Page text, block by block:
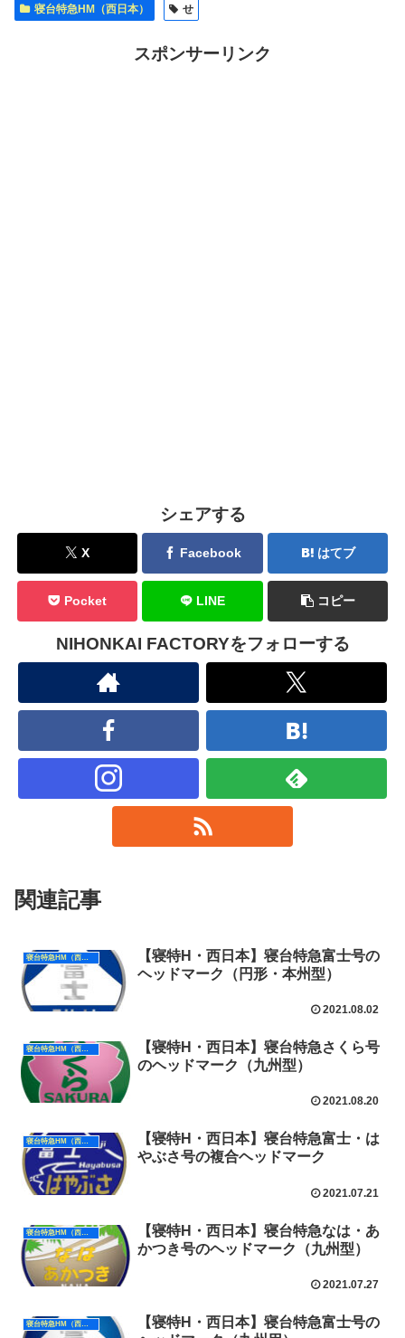
寝台特急HM（西日本） せ
スポンサーリンク
シェアする
X Facebook はてブ
Pocket LINE コピー
NIHONKAI FACTORYをフォローする
関連記事
寝台特急HM（西日本）
【寝特H・西日本】寝台特急富士号の
ヘッドマーク（円形・本州型）
2021.08.02
寝台特急HM（西日本）
【寝特H・西日本】寝台特急さくら号
のヘッドマーク（九州型）
2021.08.20
寝台特急HM（西日本）
【寝特H・西日本】寝台特急富士・は
やぶさ号の複合ヘッドマーク
2021.07.21
寝台特急HM（西日本）
【寝特H・西日本】寝台特急なは・あ
かつき号のヘッドマーク（九州型）
2021.07.27
寝台特急HM（西日本）
【寝特H・西日本】寝台特急富士号の